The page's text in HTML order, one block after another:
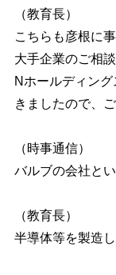
（教育長）
こちらも彦根に
大手企業のご相
Nホールディン
きましたので、
（時事通信）
バルブの会社と
（教育長）
半導体等を製造